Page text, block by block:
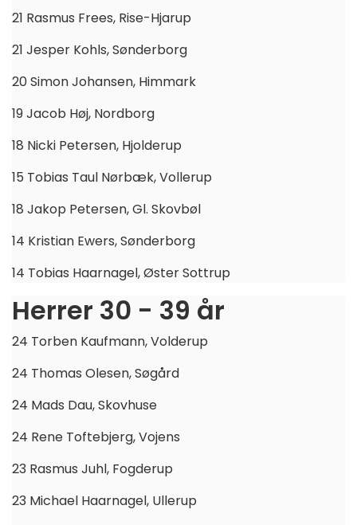
21 Rasmus Frees, Rise-Hjarup
21 Jesper Kohls, Sønderborg
20 Simon Johansen, Himmark
19 Jacob Høj, Nordborg
18 Nicki Petersen, Hjolderup
15 Tobias Taul Nørbæk, Vollerup
18 Jakop Petersen, Gl. Skovbøl
14 Kristian Ewers, Sønderborg
14 Tobias Haarnagel, Øster Sottrup
Herrer 30 - 39 år
24 Torben Kaufmann, Volderup
24 Thomas Olesen, Søgård
24 Mads Dau, Skovhuse
24 Rene Toftebjerg, Vojens
23 Rasmus Juhl, Fogderup
23 Michael Haarnagel, Ullerup